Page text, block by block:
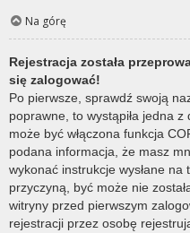
Na górę
Rejestracja została
się zalogować!
Po pierwsze, sprawdź swoją
poprawne, to wystąpiła jedna
może być włączona funkcja
podana informacja, że masz
wykonać instrukcje wysłane na
przyczyną, być może nie
witryny przed pierwszym
rejestracji przez osobę